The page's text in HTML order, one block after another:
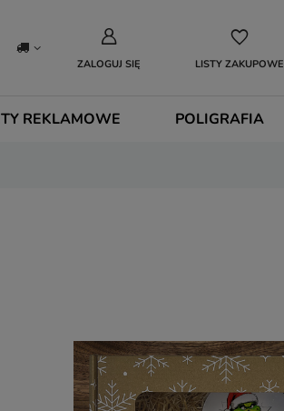
ZALOGUJ SIĘ LISTY ZAKUPOWE
REKLAMOWE POLIGRAFIA